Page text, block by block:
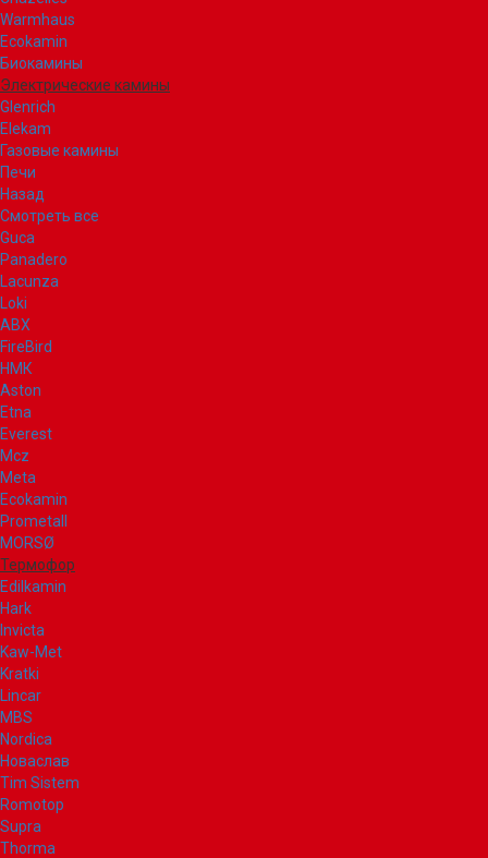
Warmhaus
Ecokamin
Биокамины
Электрические камины
Glenrich
Elekam
Газовые камины
Печи
Назад
Смотреть все
Guca
Panadero
Lacunza
Loki
ABX
FireBird
НМК
Aston
Etna
Everest
Mcz
Meta
Ecokamin
Prometall
MORSØ
Термофор
Edilkamin
Hark
Invicta
Kaw-Met
Kratki
Lincar
MBS
Nordica
Новаслав
Tim Sistem
Romotop
Supra
Thorma